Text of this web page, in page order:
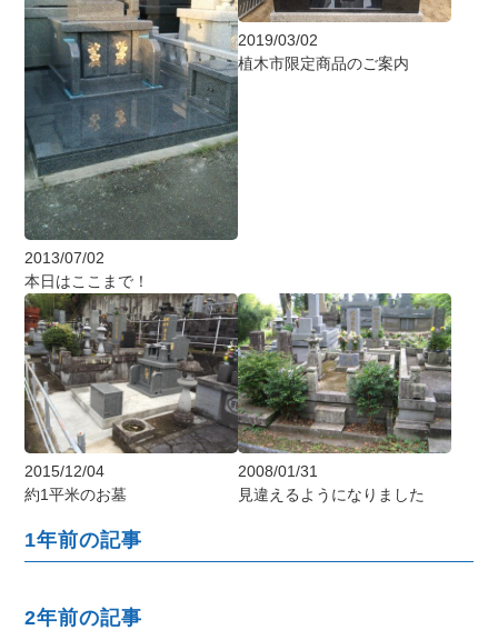
2013/07/02
本日はここまで！
2019/03/02
植木市限定商品のご案内
2015/12/04
約1平米のお墓
2008/01/31
見違えるようになりました
1年前の記事
2年前の記事